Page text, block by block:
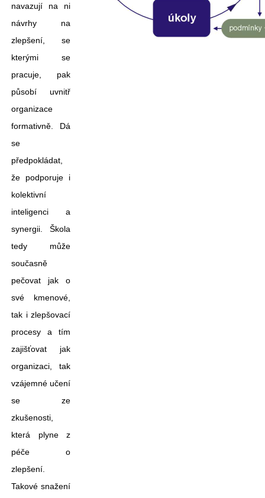
navazují na ni
návrhy na
zlepšení, se
kterými se
pracuje, pak
působí uvnitř
organizace
formativně. Dá
se
předpokládat,
že podporuje i
kolektivní
inteligenci a
synergii. Škola
tedy může
současně
pečovat jak o
své kmenové,
tak i zlepšovací
procesy a tím
zajišťovat jak
organizaci, tak
vzájemné učení
se ze
zkušenosti,
která plyne z
péče o
zlepšení.
Takové snažení